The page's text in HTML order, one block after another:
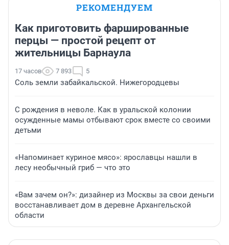
РЕКОМЕНДУЕМ
Как приготовить фаршированные
перцы — простой рецепт от
жительницы Барнаула
17 часов 7 893 5
Соль земли забайкальской. Нижегородцевы
С рождения в неволе. Как в уральской колонии
осужденные мамы отбывают срок вместе со своими
детьми
«Напоминает куриное мясо»: ярославцы нашли в
лесу необычный гриб — что это
«Вам зачем он?»: дизайнер из Москвы за свои деньги
восстанавливает дом в деревне Архангельской
области